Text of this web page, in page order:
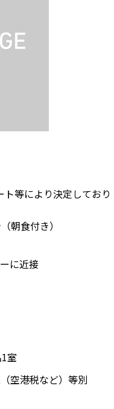
ト等により決定しており
朝食付き）
に近接
1室
空港税など）等別